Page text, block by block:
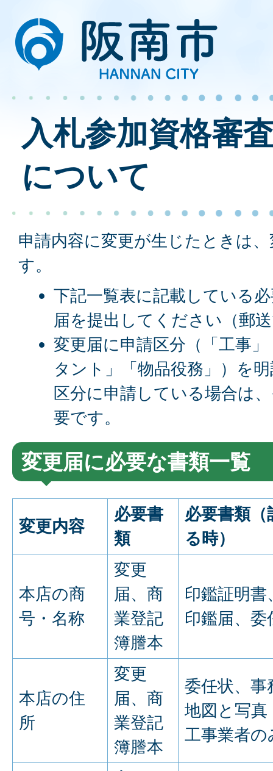
入札参加資格審
について
申請内容に変更が生じたときは
す。
下記一覧表に記載している
届を提出してください（郵
変更届に申請区分（「工事
タント」「物品役務」）を
区分に申請している場合は
要です。
変更届に必要な書類一覧
変更内容
必要書
類
必要書類（
る時）
本店の商
号・名称
変更
届、商
業登記
簿謄本
印鑑証明書
印鑑届、委
本店の住
所
変更
届、商
業登記
簿謄本
委任状、事
地図と写真
工事業者の